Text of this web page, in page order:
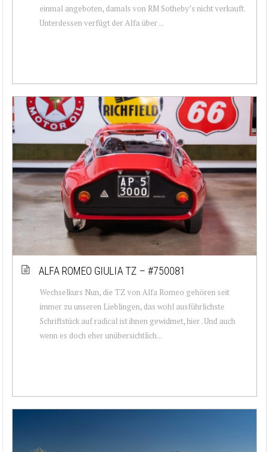
einmal angeboten, damals von RM Sotheby’s nicht verkauft.
Unterdessen verfügt der Alfa über ...
ALFA ROMEO GIULIA TZ – #750081
Wechselkurs Nun, die TZ von Alfa Romeo gehören seit
immer zu unseren Lieblingen, das wohl ausführlichste
Schriftstück auf radical ist ihnen gewidmet, hier . Und auch
wenn es doch eher unübersichtlich...